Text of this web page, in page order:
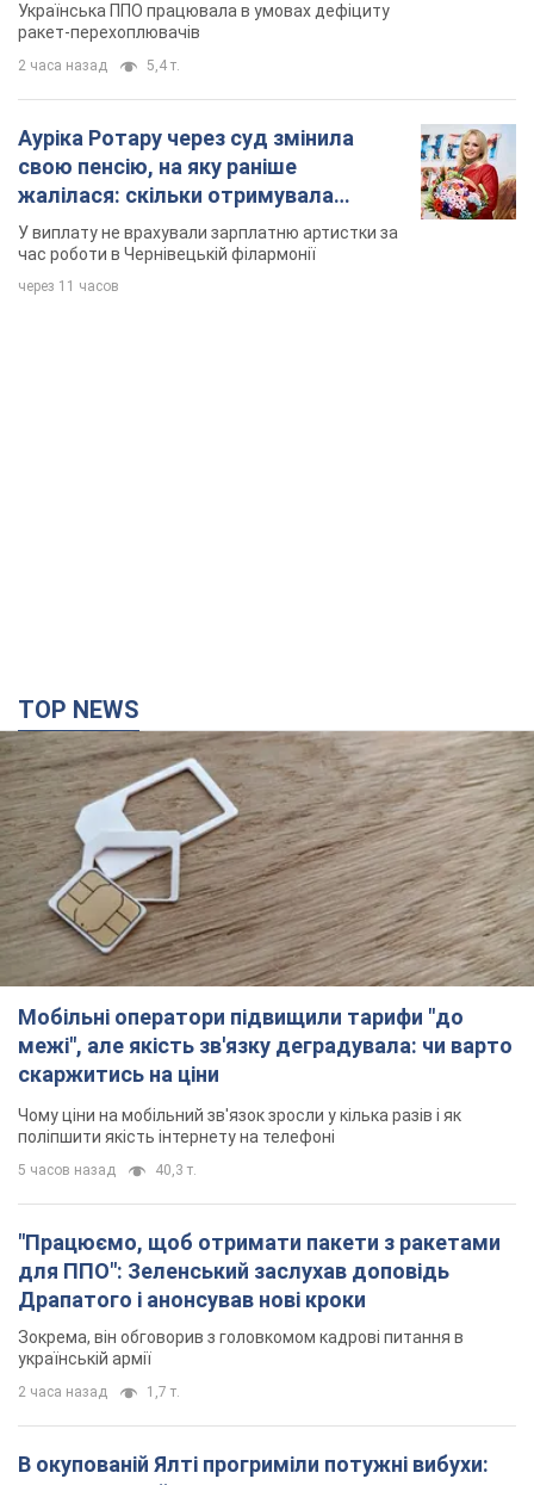
Українська ППО працювала в умовах дефіциту
ракет-перехоплювачів
2 часа назад 5,4 т.
Ауріка Ротару через суд змінила
свою пенсію, на яку раніше
жалілася: скільки отримувала
співачка
У виплату не врахували зарплатню артистки за
час роботи в Чернівецькій філармонії
через 11 часов
TOP NEWS
Мобільні оператори підвищили тарифи "до
межі", але якість зв'язку деградувала: чи варто
скаржитись на ціни
Чому ціни на мобільний зв'язок зросли у кілька разів і як
поліпшити якість інтернету на телефоні
5 часов назад 40,3 т.
"Працюємо, щоб отримати пакети з ракетами
для ППО": Зеленський заслухав доповідь
Драпатого і анонсував нові кроки
Зокрема, він обговорив з головкомом кадрові питання в
українській армії
2 часа назад 1,7 т.
В окупованій Ялті прогриміли потужні вибухи: